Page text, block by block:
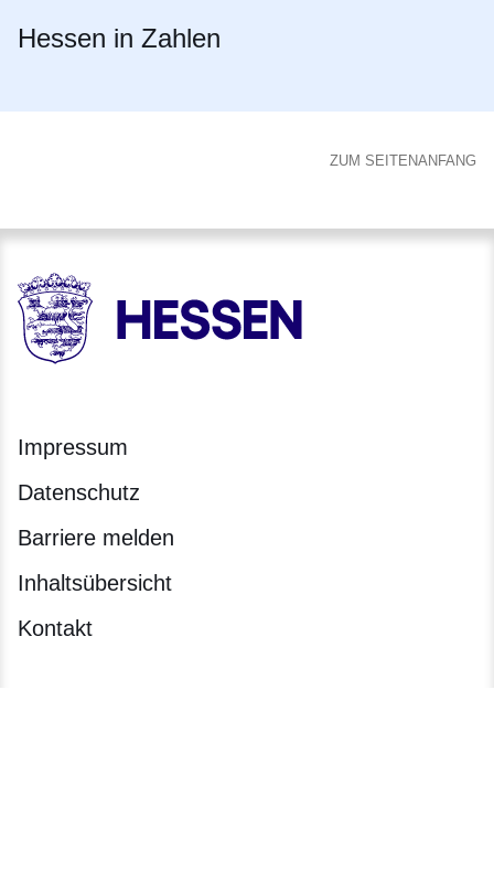
Hessen in Zahlen
ZUM SEITENANFANG
HESSEN - Hessische Landesregierung
Impressum
Datenschutz
Barriere melden
Inhaltsübersicht
Kontakt